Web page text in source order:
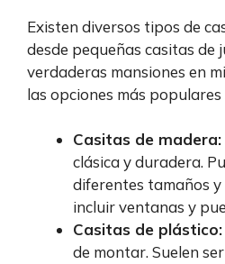
Existen diversos tipos de
desde pequeñas casitas de
verdaderas mansiones en
las opciones más populares
Casitas de madera:
clásica y duradera.
diferentes tamaños y
incluir ventanas y
Casitas de plástico:
de montar. Suelen